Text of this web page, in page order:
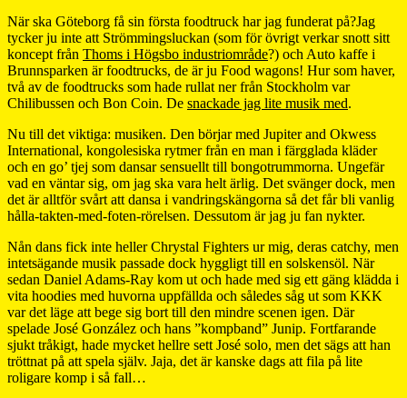
När ska Göteborg få sin första foodtruck har jag funderat på?Jag
tycker ju inte att Strömmingsluckan (som för övrigt verkar snott sitt
koncept från Thoms i Högsbo industriområde?) och Auto kaffe i
Brunnsparken är foodtrucks, de är ju Food wagons! Hur som haver,
två av de foodtrucks som hade rullat ner från Stockholm var
Chilibussen och Bon Coin. De snackade jag lite musik med.
Nu till det viktiga: musiken. Den börjar med Jupiter and Okwess
International, kongolesiska rytmer från en man i färgglada kläder
och en go’ tjej som dansar sensuellt till bongotrummorna. Ungefär
vad en väntar sig, om jag ska vara helt ärlig. Det svänger dock, men
det är alltför svårt att dansa i vandringskängorna så det får bli vanlig
hålla-takten-med-foten-rörelsen. Dessutom är jag ju fan nykter.
Nån dans fick inte heller Chrystal Fighters ur mig, deras catchy, men
intetsägande musik passade dock hyggligt till en solskensöl. När
sedan Daniel Adams-Ray kom ut och hade med sig ett gäng klädda i
vita hoodies med huvorna uppfällda och således såg ut som KKK
var det läge att bege sig bort till den mindre scenen igen. Där
spelade José González och hans ”kompband” Junip. Fortfarande
sjukt tråkigt, hade mycket hellre sett José solo, men det sägs att han
tröttnat på att spela själv. Jaja, det är kanske dags att fila på lite
roligare komp i så fall…